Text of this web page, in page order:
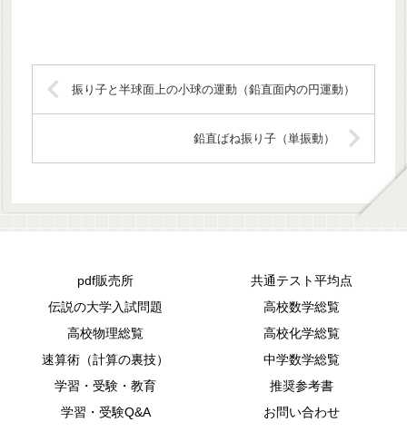
振り子と半球面上の小球の運動（鉛直面内の円運動）
鉛直ばね振り子（単振動）
pdf販売所
共通テスト平均点
伝説の大学入試問題
高校数学総覧
高校物理総覧
高校化学総覧
速算術（計算の裏技）
中学数学総覧
学習・受験・教育
推奨参考書
学習・受験Q&A
お問い合わせ